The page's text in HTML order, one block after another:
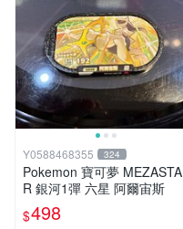
Y0588468355 324
Pokemon 寶可夢 MEZASTA
R 銀河1彈 六星 阿爾宙斯
$498